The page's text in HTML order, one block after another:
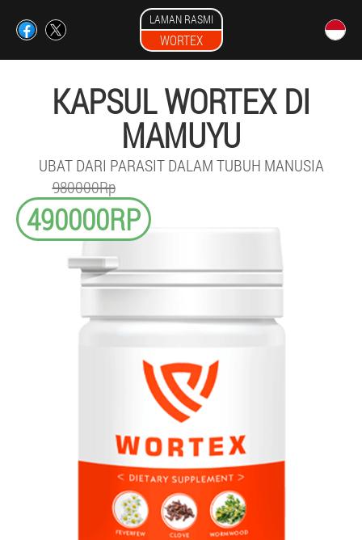
LAMAN RASMI
WORTEX
KAPSUL WORTEX DI
MAMUYU
UBAT DARI PARASIT DALAM TUBUH MANUSIA
980000Rp
490000RP